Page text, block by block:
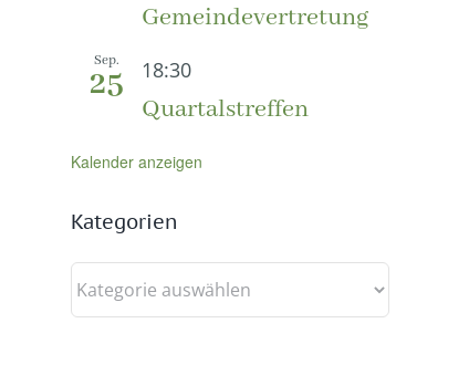
Gemeindevertretung
Sep.
25 18:30
Quartalstreffen
Kalender anzeigen
Kategorien
Kategorien